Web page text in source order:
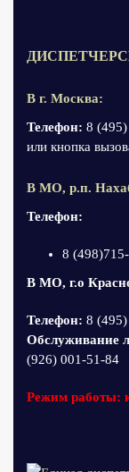
В г. Москва:
Телефон: 8
или кнопка
В МО, р.п.
Телефон:
8
В МО, г.о
Телефон: 8
Обслуживание
(926) 001-51-84
Режим работы: